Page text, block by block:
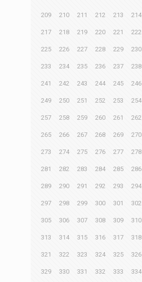
209 210 211 212 213 214
217 218 219 220 221 222
225 226 227 228 229 230
233 234 235 236 237 238
241 242 243 244 245 246
249 250 251 252 253 254
257 258 259 260 261 262
265 266 267 268 269 270
273 274 275 276 277 278
281 282 283 284 285 286
289 290 291 292 293 294
297 298 299 300 301 302
305 306 307 308 309 310
313 314 315 316 317 318
321 322 323 324 325 326
329 330 331 332 333 334